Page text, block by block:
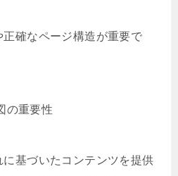
確なページ構造が重要で
の重要性
基づいたコンテンツを提供